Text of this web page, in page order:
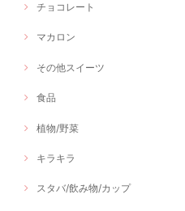
チョコレート
マカロン
その他スイーツ
食品
植物/野菜
キラキラ
スタバ/飲み物/カップ